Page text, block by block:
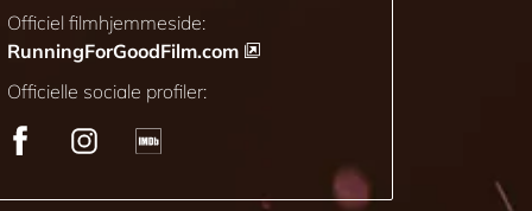
Officiel filmhjemmeside:
RunningForGoodFilm.com
Officielle sociale profiler: